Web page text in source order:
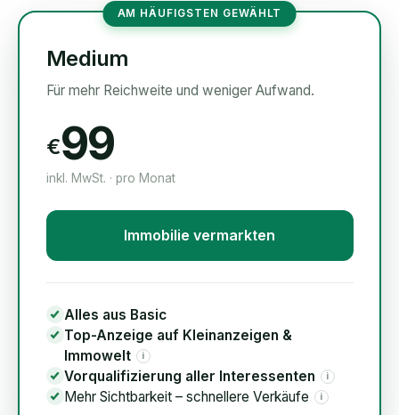
AM HÄUFIGSTEN GEWÄHLT
Medium
Für mehr Reichweite und weniger Aufwand.
€99
inkl. MwSt. · pro Monat
Immobilie vermarkten
Alles aus Basic
Top-Anzeige auf Kleinanzeigen &
Immowelt
i
Vorqualifizierung aller Interessenten i
Mehr Sichtbarkeit – schnellere Verkäufe i